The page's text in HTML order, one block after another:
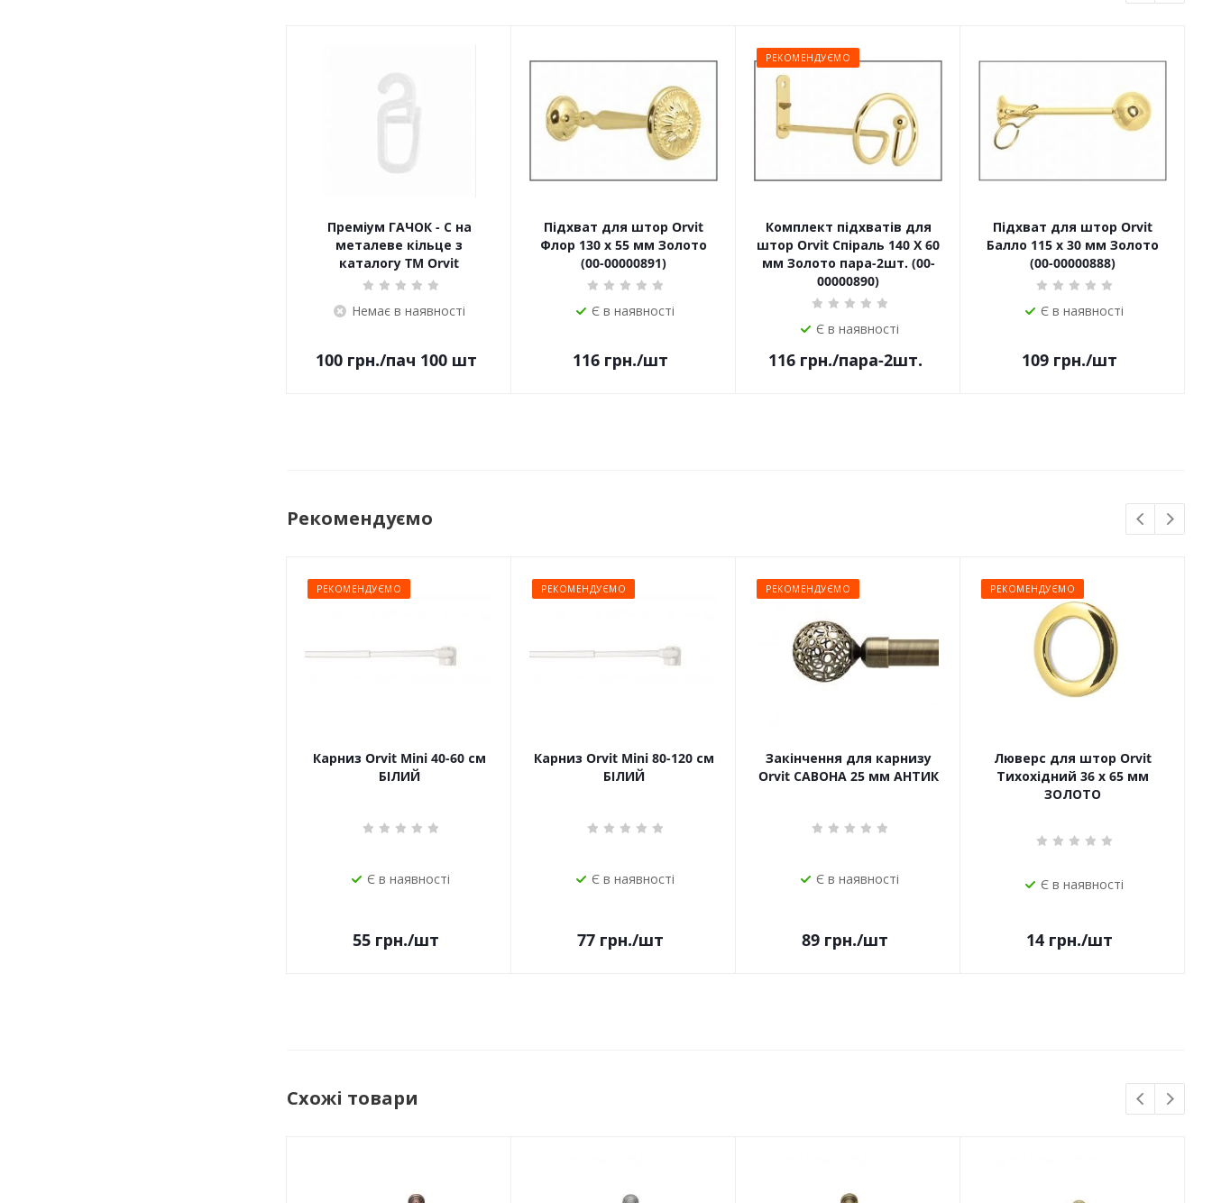
Преміум ГАЧОК - С на
металеве кільце з
каталогу TM Orvit
Немає в наявності
100грн./пач 100 шт
Підхват для штор Orvit
Флор 130 х 55 мм Золото
(00-00000891)
Є в наявності
116 грн./шт
РЕКОМЕНДУЄМО
Комплект підхватів для
штор Orvit Спіраль 140 Х 60
мм Золото пара-2шт. (00-
00000890)
Є в наявності
116грн./пара-2шт.
Підхват для штор Orvit
Балло 115 х 30 мм Золото
(00-00000888)
Є в наявності
109 грн./шт
Рекомендуємо
РЕКОМЕНДУЄМО
Карниз Orvit Mini 40-60 см
БІЛИЙ
Є в наявності
55 грн./шт
РЕКОМЕНДУЄМО
Карниз Orvit Mini 80-120 см
БІЛИЙ
Є в наявності
77 грн./шт
РЕКОМЕНДУЄМО
Закінчення для карнизу
Orvit САВОНА 25 мм АНТИК
Є в наявності
89 грн./шт
РЕКОМЕНДУЄМО
Люверс для штор Orvit
Тихохідний 36 х 65 мм
ЗОЛОТО
Є в наявності
14 грн./шт
Схожі товари